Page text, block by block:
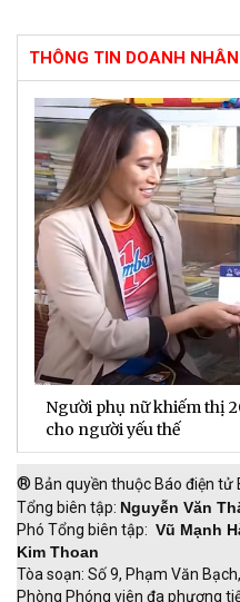
THÔNG TIN DOANH
Người phụ nữ khiếm thị
cho người yếu thế
® Bản quyền thuộc Báo điện tử
Tổng biên tập: Nguyễn Văn
Phó Tổng biên tập: Vũ Mạnh
Kim Thoan
Tòa soạn: Số 9, Phạm Văn Bạch,
Phòng Phóng viên đa phương